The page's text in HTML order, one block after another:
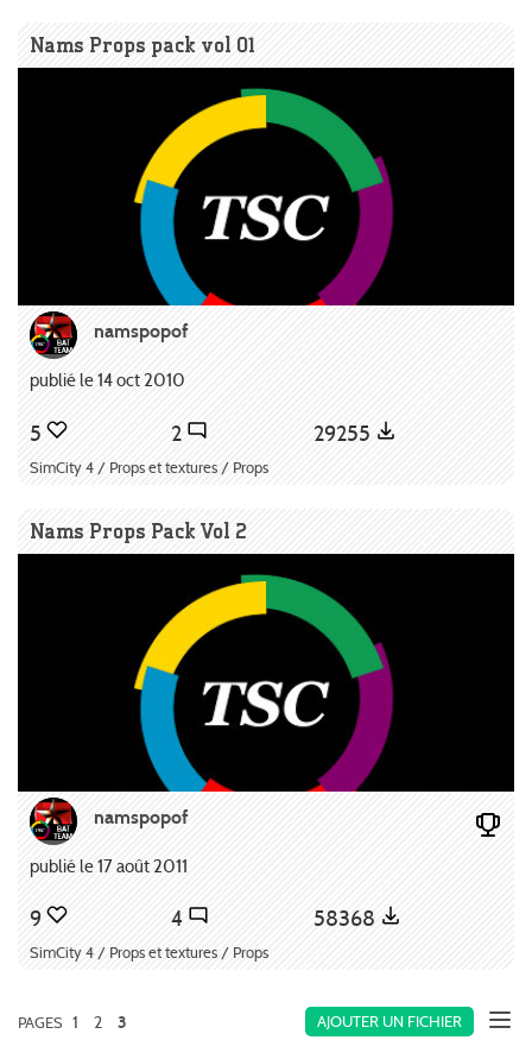
Nams Props pack vol 01
namspopof
publié le 14 oct 2010
5 2 29255
SimCity 4 / Props et textures / Props
Nams Props Pack Vol 2
namspopof
publié le 17 août 2011
9 4 58368
SimCity 4 / Props et textures / Props
AJOUTER UN FICHIER
PAGES 1 2 3